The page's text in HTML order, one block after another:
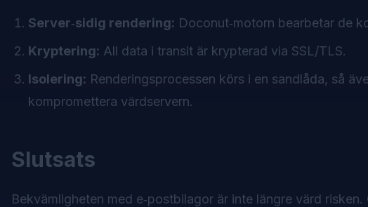
Server‑sidig rendering: Doconut‑motorn bearbetar de
Kryptering: All data i transit är krypterad via SSL/TLS.
Isolering: Renderingsprocessen körs i en sandlåda, så
kompromettera värdservern.
Slutsats
Bekvämligheten med e‑postbilagor är inte längre värd